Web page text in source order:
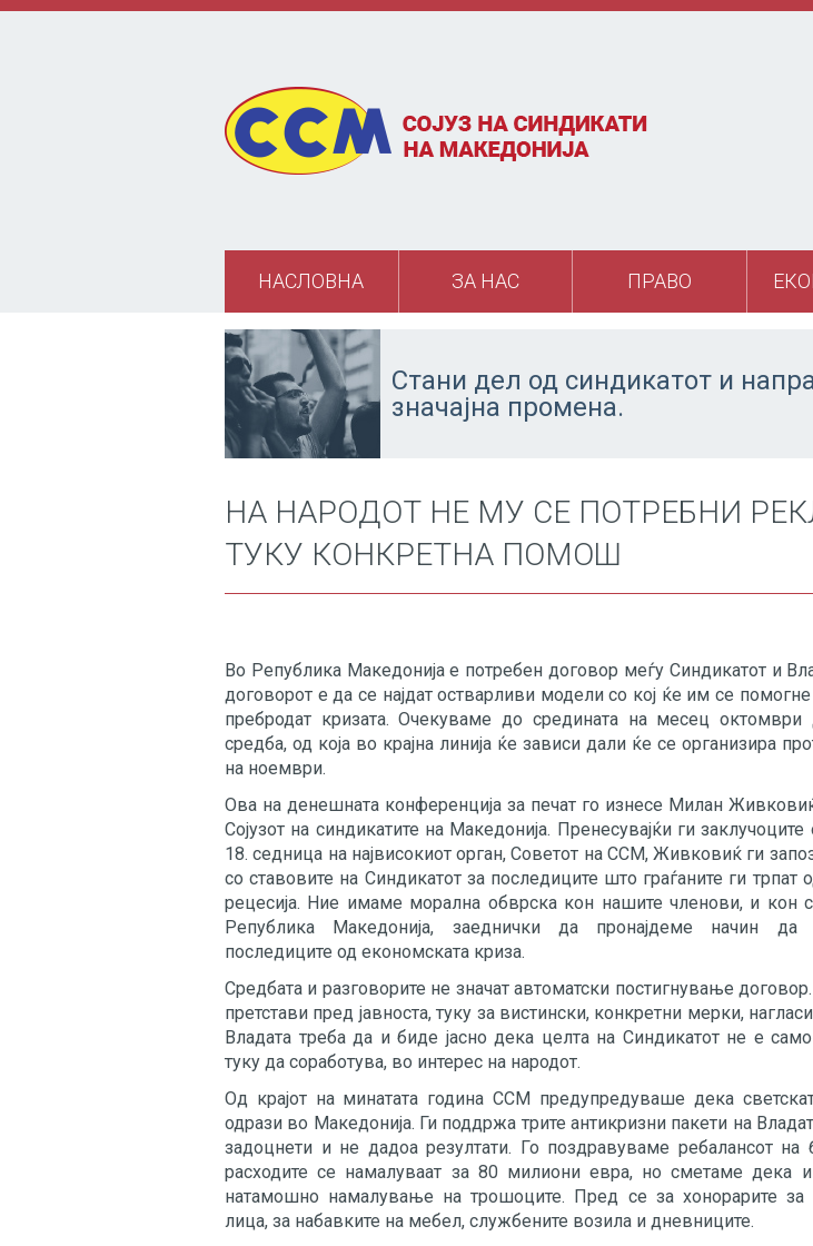
Skip to main content
НАСЛОВНА ЗА НАС ПРАВО
Стани дел од синдикатот и
значајна промена.
НА НАРОДОТ НЕ МУ СЕ ПОТРЕБНИ
ТУКУ КОНКРЕТНА ПОМОШ
Во Република Македонија е потребен договор меѓу Синдикатот и
договорот е да се најдат остварливи модели со кој ќе им се помогне
пребродат кризата. Очекуваме до средината на месец октомври
средба, од која во крајна линија ќе зависи дали ќе се организира
на ноември.
Ова на денешната конференција за печат го изнесе Милан
Сојузот на синдикатите на Македонија. Пренесувајќи ги
18. седница на највисокиот орган, Советот на ССМ, Живковиќ ги
со ставовите на Синдикатот за последиците што граѓаните ги трпат
рецесија. Ние имаме морална обврска кон нашите членови, и кон
Република Македонија, заеднички да пронајдеме начин
последиците од економската криза.
Средбата и разговорите не значат автоматски постигнување
претстави пред јавноста, туку за вистински, конкретни мерки,
Владата треба да и биде јасно дека целта на Синдикатот не е
туку да соработува, во интерес на народот.
Од крајот на минатата година ССМ предупредуваше дека
одрази во Македонија. Ги поддржа трите антикризни пакети на
задоцнети и не дадоа резултати. Го поздравуваме ребалансот на
расходите се намалуваат за 80 милиони евра, но сметаме дека
натамошно намалување на трошоците. Пред се за хонорарите за
лица, за набавките на мебел, службените возила и дневниците.